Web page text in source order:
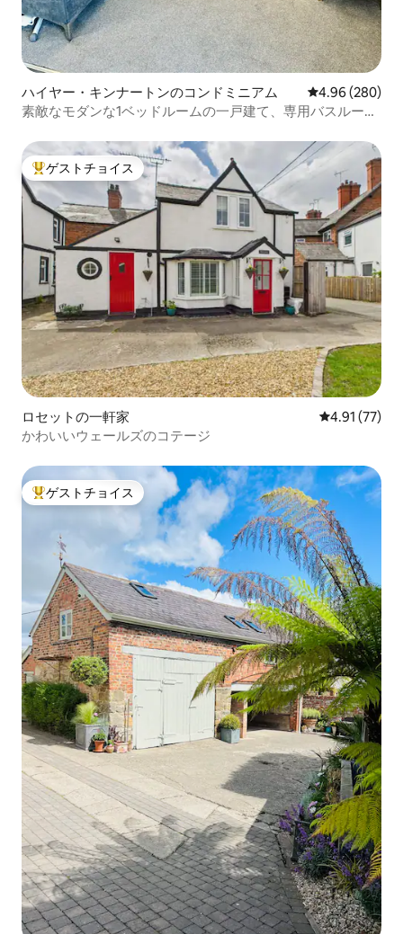
ハイヤー・キンナートンのコンドミニアム レビュー280
4.96 (280)
素敵なモダンな1ベッドルームの一戸建て、専用バスルーム
大好評のゲストチョイスです。
ゲストチョイス
ロセットの一軒家 レビュー77
4.91 (77)
かわいいウェールズのコテージ
大好評のゲストチョイスです。
ゲストチョイス